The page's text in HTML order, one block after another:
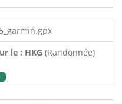
le : HKG (Randonnée)